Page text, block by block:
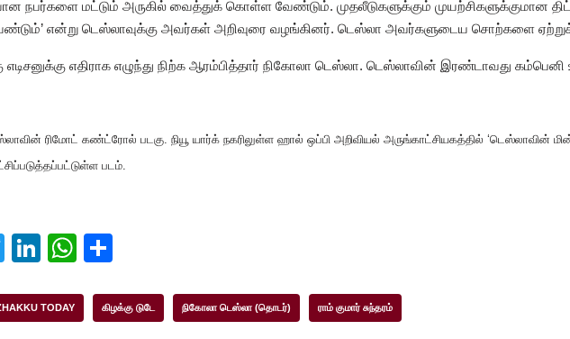
நபர்களை மட்டும் அருகில் வைத்துக் கொள்ள வேண்டும். முதலீடுகளுக்கும் முயற்சிகளுக்குமான
என்று டெஸ்லாவுக்கு அவர்கள் அறிவுரை வழங்கினர். டெஸ்லா அவர்களுடைய சொற்களை
எடிசனுக்கு எதிராக எழுந்து நிற்க ஆரம்பித்தார் நிகோலா டெஸ்லா. டெஸ்லாவின் இரண்டாவது
ரிமோட் கண்ட்ரோல் படகு. நியூ யார்க் நகரிலுள்ள ஹால் ஒப்பி அறிவியல் அருங்காட்சியகத்தில் ‘டெஸ்லாவின்
படம்.
T
tt
Li
k
W
at ar
TODAY கிழக்கு டுடே நிகோலா டெஸ்லா (தொடர்) ராம் குமார் சுந்தரம்